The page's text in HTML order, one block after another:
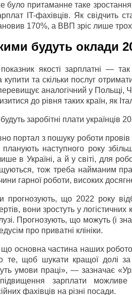
було притаманне таке
IT-фахівців. Як свідчить
170%, а ВВП зріс лише
будуть оклади
якості зарплатні —
та скільки послуг
аналогічний у Польщі,
до рівня таких країн, як
заробітні плати українців
портал з пошуку роботи провів
планують наступного року
в Україні, а й у світі, для
тож треба найманим
гарної роботи, високих
прогнозують, що 2022 року
вони зростуть у
Прогнозують, що можуть (і
про приватні клініки.
основна частина наших
те, щоб шукати кращої долі за
умови праці», — зазначає
зарплати
фахівців на різні посади.